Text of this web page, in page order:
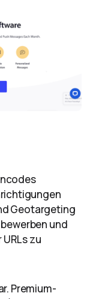
Geotargeting
und
zu
Premium-